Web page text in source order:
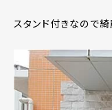
スタンド付きなので綺